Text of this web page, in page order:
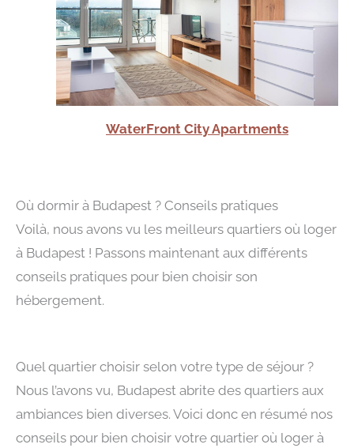
WaterFront City Apartments
Où dormir à Budapest ? Conseils pratiques
Voilà, nous avons vu les meilleurs quartiers où loger
à Budapest ! Passons maintenant aux différents
conseils pratiques pour bien choisir son
hébergement.
Quel quartier choisir selon votre type de séjour ?
Nous l’avons vu, Budapest abrite des quartiers aux
ambiances bien diverses. Voici donc en résumé nos
conseils pour bien choisir votre quartier où loger à